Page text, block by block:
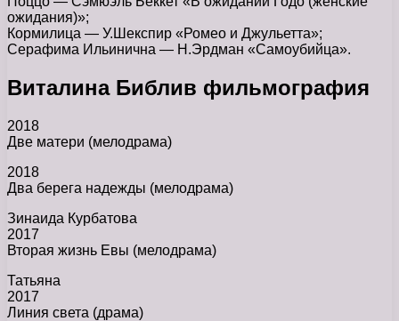
ожидания)»;
Кормилица — У.Шекспир «Ромео и Джульетта»;
Серафима Ильинична — Н.Эрдман «Самоубийца».
Виталина Библив фильмография
2018
Две матери (мелодрама)
2018
Два берега надежды (мелодрама)
Зинаида Курбатова
2017
Вторая жизнь Евы (мелодрама)
Татьяна
2017
Линия света (драма)